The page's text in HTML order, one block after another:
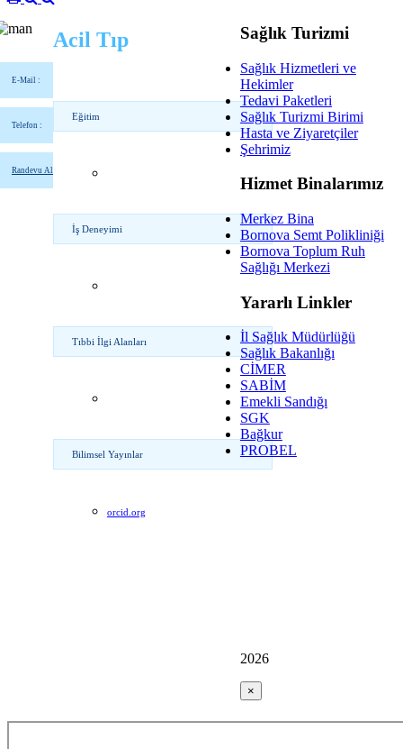
E-Mail :
Telefon :
Randevu Al
Acil Tıp
Eğitim
İş Deneyimi
Tıbbi İlgi Alanları
Bilimsel Yayınlar
orcid.org
Sağlık Turizmi
Sağlık Hizmetleri ve
Hekimler
Tedavi Paketleri
Sağlık Turizmi Birimi
Hasta ve Ziyaretçiler
Şehrimiz
Hizmet Binalarımız
Merkez Bina
Bornova Semt Polikliniği
Bornova Toplum Ruh
Sağlığı Merkezi
Yararlı Linkler
İl Sağlık Müdürlüğü
Sağlık Bakanlığı
CİMER
SABİM
Emekli Sandığı
SGK
Bağkur
PROBEL
2026
×